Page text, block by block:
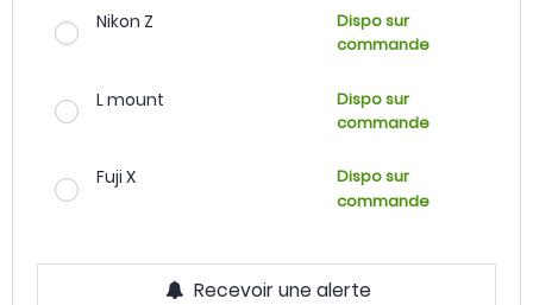
Nikon Z
Dispo sur
commande
L mount
Dispo sur
commande
Fuji X
Dispo sur
commande
Recevoir une alerte